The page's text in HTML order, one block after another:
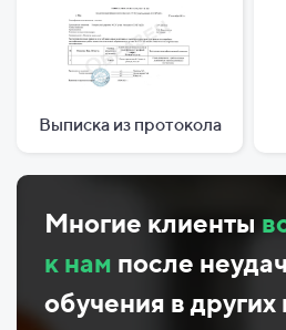
Выписка из протокола
Многие клиенты
к нам после
обучения в других